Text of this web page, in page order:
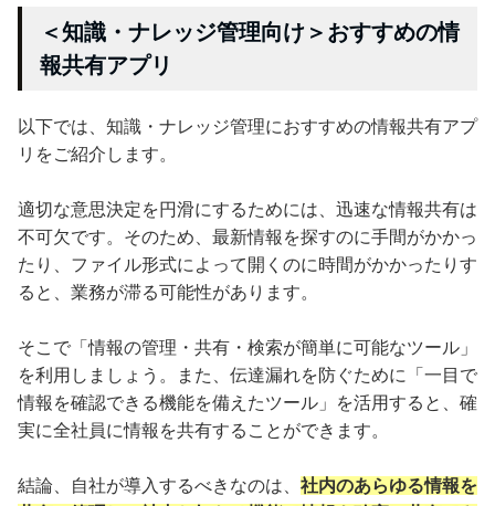
＜知識・ナレッジ管理向け＞おすすめの情
報共有アプリ
以下では、知識・ナレッジ管理におすすめの情報共有アプ
リをご紹介します。
適切な意思決定を円滑にするためには、迅速な情報共有は
不可欠です。そのため、最新情報を探すのに手間がかかっ
たり、ファイル形式によって開くのに時間がかかったりす
ると、業務が滞る可能性があります。
そこで「情報の管理・共有・検索が簡単に可能なツール」
を利用しましょう。また、伝達漏れを防ぐために「一目で
情報を確認できる機能を備えたツール」を活用すると、確
実に全社員に情報を共有することができます。
結論、自社が導入するべきなのは、 社内のあらゆる情報を